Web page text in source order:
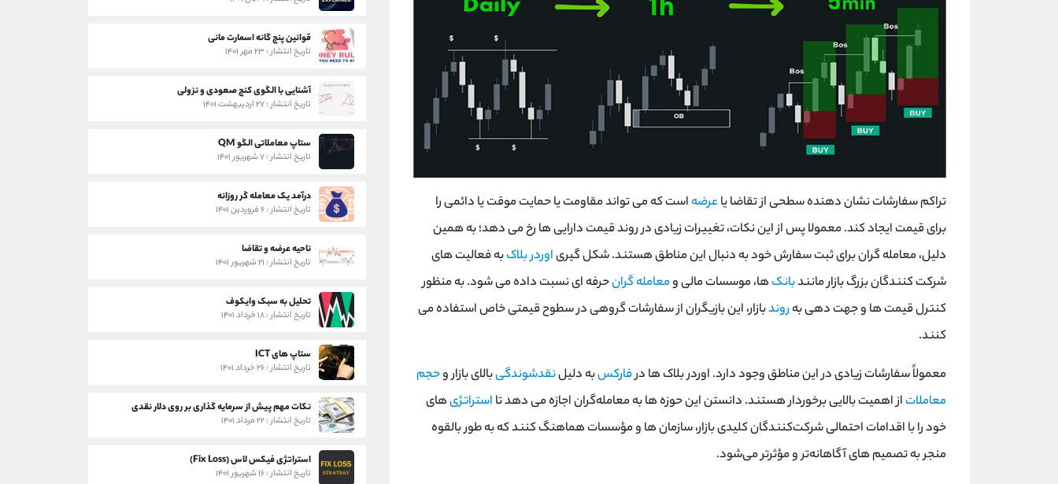
تراکم سفارشات نشان دهنده سطحی از تقاضا یاعرضه است که می تواند مقاومت یا حمایت موقت یا دائمی را
برای قیمت ایجاد کند. معمولا پس از این نکات، تغییرات زیادی در روند قیمت دارایی ها رخ می دهد؛ به همین
دلیل، معامله گران برای ثبت سفارش خود به دنبال این مناطق هستند. شکل گیریاوردر بلاکبه فعالیت های
شرکت کنندگان بزرگ بازار مانندبانکها، موسسات مالی ومعامله گرانحرفه ای نسبت داده می شود. به منظور
کنترل قیمت ها و جهت دهی به روندبازار، این بازیگران از سفارشات گروهی در سطوح قیمتی خاص استفاده می
کنند.
معمولاً سفارشات زیادی در این مناطق وجود دارد. اوردر بلاک ها درفارکسبه دلیلنقدشوندگیبالای بازار وحجم
معاملات از اهمیت بالایی برخوردار هستند. دانستن این حوزه ‌ها به معامله‌گران اجازه می ‌دهد تا استراتژی‌های
خود را با اقدامات احتمالی شرکت‌کنندگان کلیدی بازار، سازمان‌ ها و مؤسسات هماهنگ کنند که به طور بالقوه
منجر به تصمیم ‌های آگاهانه‌تر و مؤثرتر می‌شود.
قوانین پنج گانه اسمارت مانی
تاریخ انتشار : ۲۳ مهر ۱۴۰۱
آشنایی با الگوی کنج صعودی و نزولی
تاریخ انتشار : ۲۷ اردیبهشت ۱۴۰۱
ستاپ معاملاتی الگو QM
تاریخ انتشار : ۷ شهریور ۱۴۰۱
درآمد یک معامله گر روزانه
تاریخ انتشار : ۶ فروردین ۱۴۰۱
ناحیه عرضه و تقاضا
تاریخ انتشار : ۲۱ شهریور ۱۴۰۱
تحلیل به سبک وایکوف
تاریخ انتشار : ۱۸ خرداد ۱۴۰۱
ستاپ های ICT
تاریخ انتشار : ۲۶ خرداد ۱۴۰۱
نکات مهم پیش از سرمایه گذاری بر روی دلار نقدی
تاریخ انتشار : ۲۲ مرداد ۱۴۰۱
استراتژی فیکس لاس (Fix Loss)
تاریخ انتشار : ۱۶ شهریور ۱۴۰۱